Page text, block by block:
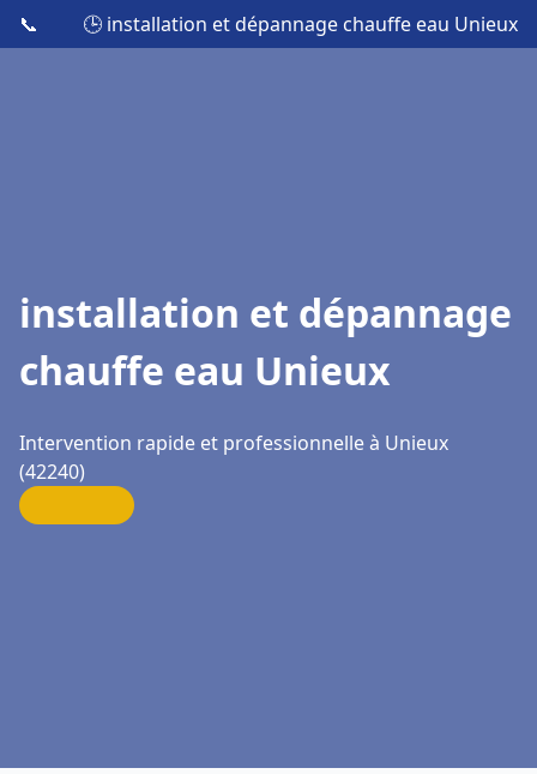
📞 🕒 installation et dépannage chauffe eau Unieux
installation et dépannage
chauffe eau Unieux
Intervention rapide et professionnelle à Unieux
(42240)